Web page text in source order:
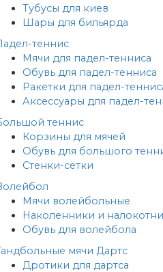
Тубусы для киев
Шары для бильярда
теннис
Мячи для падел-тенниса
Обувь для падел-тенниса
Ракетки для падел-
Аксессуары для падел-
теннис
Корзины для мячей
Обувь для большого
Стенки-сетки
Мячи волейбольные
Наколенники и
Обувь для волейбола
мячи Дартс
Дротики для дартса